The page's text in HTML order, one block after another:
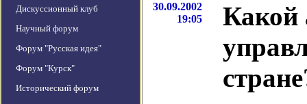
Дискуссионный клуб
Научный форум
Форум "Русская идея"
Форум "Курск"
Исторический форум
30.09.2002
19:05
Какой